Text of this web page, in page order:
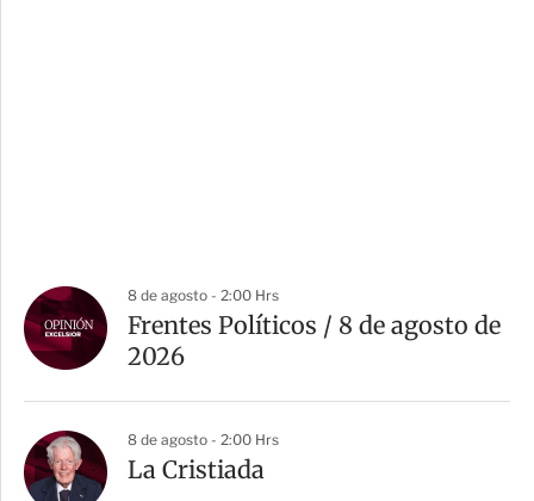
8 de agosto - 2:00 Hrs
Frentes Políticos / 8 de agosto de
2026
8 de agosto - 2:00 Hrs
La Cristiada